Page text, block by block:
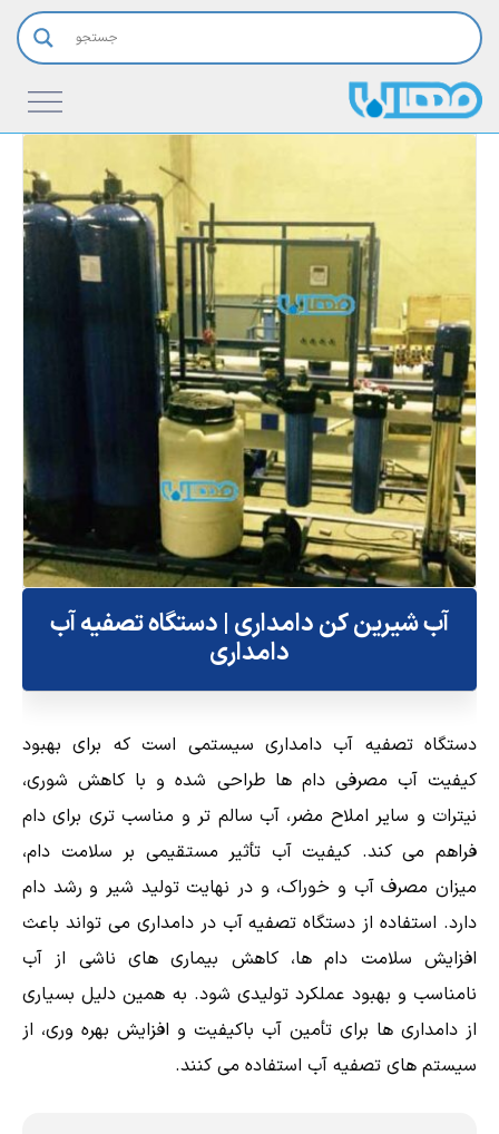
آب شیرین کن دامداری | دستگاه تصفیه آب
دامداری
دستگاه تصفیه آب دامداری سیستمی است که برای بهبود
کیفیت آب مصرفی دام ها طراحی شده و با کاهش شوری،
نیترات و سایر املاح مضر، آب سالم تر و مناسب تری برای دام
فراهم می کند. کیفیت آب تأثیر مستقیمی بر سلامت دام،
میزان مصرف آب و خوراک، و در نهایت تولید شیر و رشد دام
دارد. استفاده از دستگاه تصفیه آب در دامداری می تواند باعث
افزایش سلامت دام ها، کاهش بیماری های ناشی از آب
نامناسب و بهبود عملکرد تولیدی شود. به همین دلیل بسیاری
از دامداری ها برای تأمین آب باکیفیت و افزایش بهره وری، از
سیستم های تصفیه آب استفاده می کنند.